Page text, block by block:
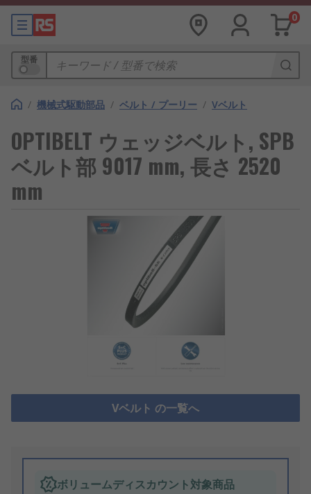
0
型番
/ 機械式駆動部品 / ベルト / プーリー / Vベルト
OPTIBELT ウェッジベルト, SPB
ベルト部 9017 mm, 長さ 2520
mm
Vベルト の一覧へ
ボリュームディスカウント対象商品